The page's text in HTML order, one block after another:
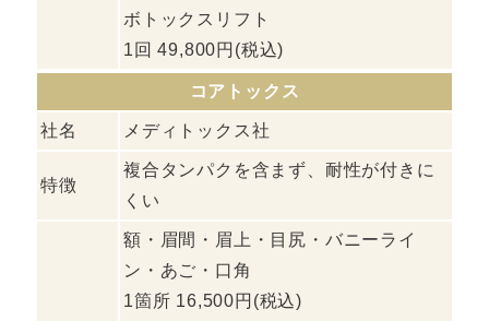
ボトックスリフト
1回 49,800円(税込)
コアトックス
社名 メディトックス社
特徴
複合タンパクを含まず、耐性が付きに
くい
額・眉間・眉上・目尻・バニーライ
ン・あご・口角
1箇所 16,500円(税込)